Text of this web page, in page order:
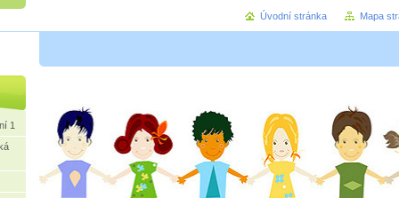
1
Úvodní stránka Mapa